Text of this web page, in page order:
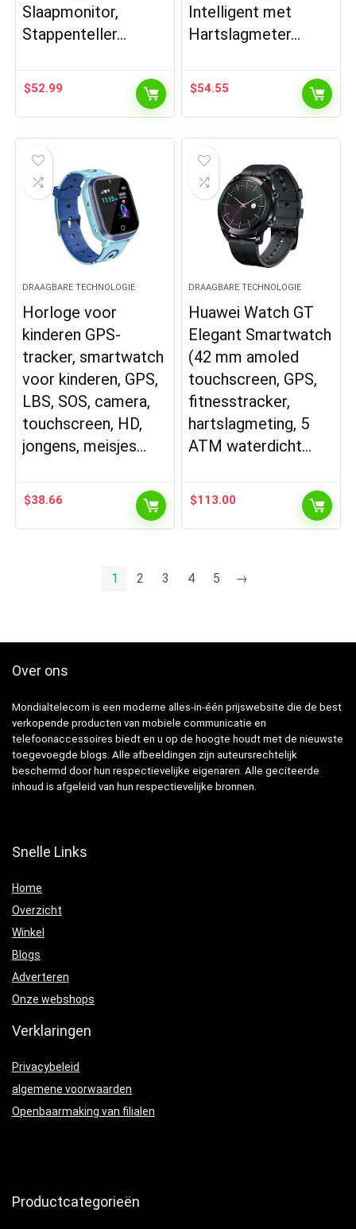
Slaapmonitor,
Stappenteller…
$52.99
Intelligent met
Hartslagmeter…
$54.55
DRAAGBARE TECHNOLOGIE
Horloge voor
kinderen GPS-
tracker, smartwatch
voor kinderen, GPS,
LBS, SOS, camera,
touchscreen, HD,
jongens, meisjes…
$38.66
DRAAGBARE TECHNOLOGIE
Huawei Watch GT
Elegant Smartwatch
(42 mm amoled
touchscreen, GPS,
fitnesstracker,
hartslagmeting, 5
ATM waterdicht…
$113.00
1 2 3 4 5 →
Over ons
Mondialtelecom is een moderne alles-in-één prijswebsite die de best
verkopende producten van mobiele communicatie en
telefoonaccessoires biedt en u op de hoogte houdt met de nieuwste
toegevoegde blogs. Alle afbeeldingen zijn auteursrechtelijk
beschermd door hun respectievelijke eigenaren. Alle geciteerde
inhoud is afgeleid van hun respectievelijke bronnen.
Snelle Links
Home
Overzicht
Winkel
Blogs
Adverteren
Onze webshops
Verklaringen
Privacybeleid
algemene voorwaarden
Openbaarmaking van filialen
Productcategorieën